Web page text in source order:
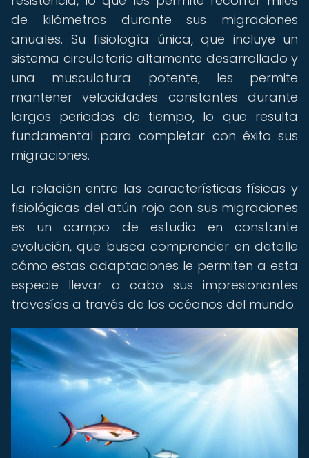
de kilómetros durante sus migraciones
anuales. Su fisiología única, que incluye un
sistema circulatorio altamente desarrollado y
una musculatura potente, les permite
mantener velocidades constantes durante
largos periodos de tiempo, lo que resulta
fundamental para completar con éxito sus
migraciones.
La relación entre las características físicas y
fisiológicas del atún rojo con sus migraciones
es un campo de estudio en constante
evolución, que busca comprender en detalle
cómo estas adaptaciones le permiten a esta
especie llevar a cabo sus impresionantes
travesías a través de los océanos del mundo.